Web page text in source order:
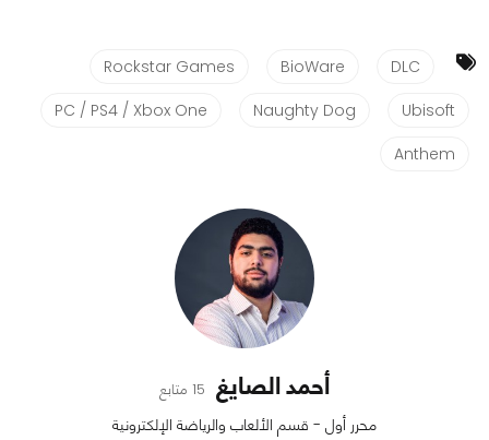
DLC
BioWare
Rockstar Games
Ubisoft
Naughty Dog
PC / PS4 / Xbox One
Anthem
أحمد الصايغ 15 متابع
محرر أول - قسم الألعاب والرياضة الإلكترونية